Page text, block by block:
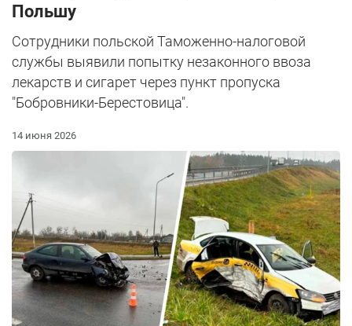
Польшу
Сотрудники польской Таможенно-налоговой
службы выявили попытку незаконного ввоза
лекарств и сигарет через пункт пропуска
"Бобровники-Берестовица".
14 июня 2026